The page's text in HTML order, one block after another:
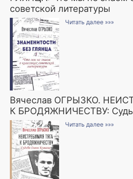
советской литературы
Читать далее »»»
Вячеслав ОГРЫЗКО.
К БРОДЯЖНИЧЕСТВУ:
Читать далее »»»